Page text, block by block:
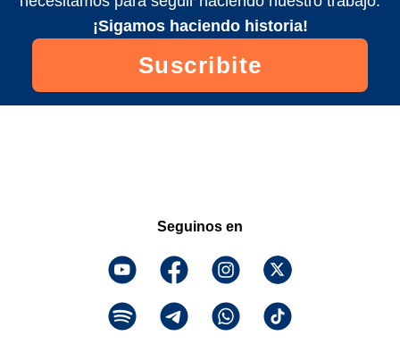
¡Sigamos haciendo historia!
Suscribite
Seguinos en